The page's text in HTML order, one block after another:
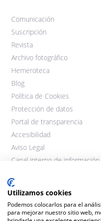
Comunicación
Suscripción
Revista
Archivo fotográfico
Hemeroteca
Blog
Política de Cookies
Protección de datos
Portal de transparencia
Accesibilidad
Aviso Legal
Canal interno de información
Utilizamos cookies
Podemos colocarlos para el
para mejorar nuestro sitio web,